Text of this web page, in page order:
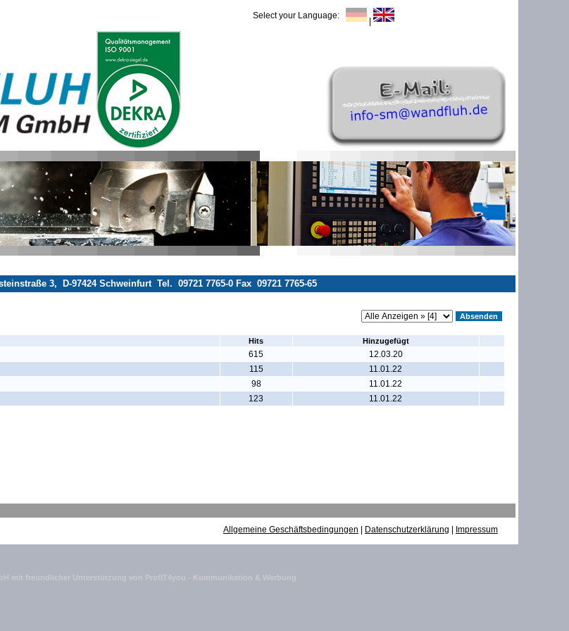
Select your Language:
3, D-97424 Schweinfurt Tel. 09721 7765-0 Fax 09721 7765-65
Hits Hinzugefügt
615
12.03.20
115
11.01.22
98
11.01.22
123 11.01.22
Allgemeine Geschäftsbedingungen Datenschutzerklärung Impressum
mit freundlicher Unterstützung von ProfIT4you - Kommunikation & Werbung